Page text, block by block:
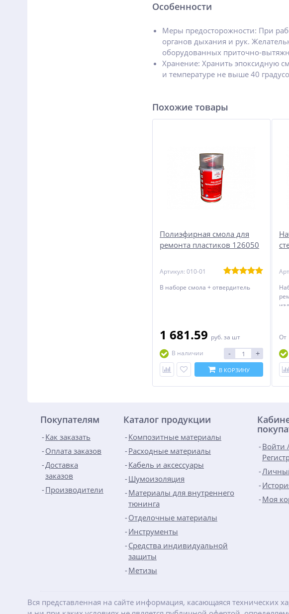
Особенности
Меры предосторожности: При
органов дыхания и рук.
оборудованных приточно-
Хранение: Хранить эпоксидную
и температуре не выше 40
Похожие товары
Полиэфирная смола для
ремонта пластиков 126050
Артикул: 010-01
В наборе смола + отвердитель
1 681.59 руб. за шт
В наличии
- +
В КОРЗИНУ
От
Покупателям
Как заказать
Оплата заказов
Доставка
заказов
Производители
Каталог продукции
Композитные материалы
Расходные материалы
Кабель и аксессуары
Шумоизоляция
Материалы для внутреннего
тюнинга
Отделочные материалы
Инструменты
Средства индивидуальной
защиты
Метизы
Войти
Моя
Вся представленная на сайте информация, касающаяся технических